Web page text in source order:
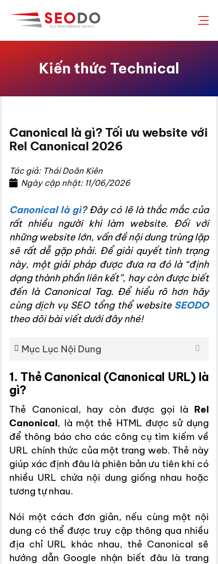
đến
Kiến thức Technical
Canonical là gì? Tối ưu website với
Rel Canonical 2026
Tác giả: Thái Doãn Kiên
Ngày cập nhật: 11/06/2026
Canonical là gì? Đây có lẽ là thắc mắc của
rất nhiều người khi làm website. Đối với
những website lớn, vấn đề nội dung trùng lặp
sẽ rất dễ gặp phải. Để giải quyết tình trạng
này, một giải pháp được đưa ra đó là “định
dạng thành phần liên kết”, hay còn được biết
đến là Canonical Tag. Để hiểu rõ hơn hãy
cùng dịch vụ SEO tổng thể website SEODO
theo dõi bài viết dưới đây nhé!
Mục Lục Nội Dung
1. Thẻ Canonical (Canonical URL) là
gì?
Thẻ Canonical, hay còn được gọi là Rel
Canonical, là một thẻ HTML được sử dụng
để thông báo cho các công cụ tìm kiếm về
URL chính thức của một trang web. Thẻ này
giúp xác định đâu là phiên bản ưu tiên khi có
nhiều URL chứa nội dung giống nhau hoặc
tương tự nhau.
Nói một cách đơn giản, nếu cùng một nội
dung có thể được truy cập thông qua nhiều
địa chỉ URL khác nhau, thẻ Canonical sẽ
hướng dẫn Google nhận biết đâu là trang